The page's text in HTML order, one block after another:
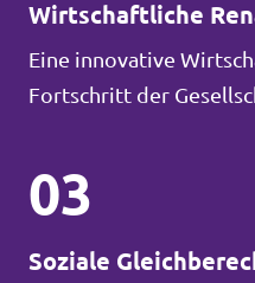
Wirtschaftliche
Eine innovative
Fortschritt der
03
Soziale